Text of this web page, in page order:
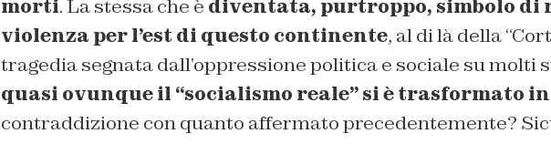
morti. La stessa che è diventata, purtroppo, simbolo di
violenza per l’est di questo continente, al di là della
tragedia segnata dall’oppressione politica e sociale su molti
quasi ovunque il “socialismo reale” si è trasformato
contraddizione con quanto affermato precedentemente?